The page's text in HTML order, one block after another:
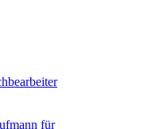
für